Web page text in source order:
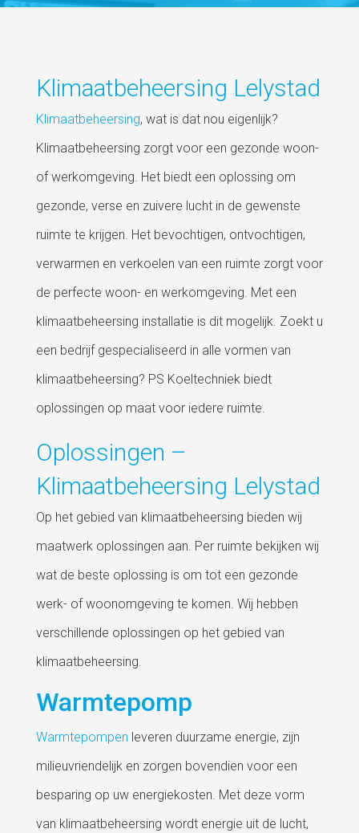
Klimaatbeheersing Lelystad
Klimaatbeheersing, wat is dat nou eigenlijk?
Klimaatbeheersing zorgt voor een gezonde woon-
of werkomgeving. Het biedt een oplossing om
gezonde, verse en zuivere lucht in de gewenste
ruimte te krijgen. Het bevochtigen, ontvochtigen,
verwarmen en verkoelen van een ruimte zorgt voor
de perfecte woon- en werkomgeving. Met een
klimaatbeheersing installatie is dit mogelijk. Zoekt u
een bedrijf gespecialiseerd in alle vormen van
klimaatbeheersing? PS Koeltechniek biedt
oplossingen op maat voor iedere ruimte.
Oplossingen –
Klimaatbeheersing Lelystad
Op het gebied van klimaatbeheersing bieden wij
maatwerk oplossingen aan. Per ruimte bekijken wij
wat de beste oplossing is om tot een gezonde
werk- of woonomgeving te komen. Wij hebben
verschillende oplossingen op het gebied van
klimaatbeheersing.
Warmtepomp
Warmtepompen leveren duurzame energie, zijn
milieuvriendelijk en zorgen bovendien voor een
besparing op uw energiekosten. Met deze vorm
van klimaatbeheersing wordt energie uit de lucht,